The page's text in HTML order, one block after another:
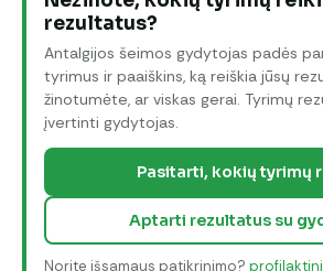
rezultatus?
Antalgijos šeimos gydytojas padės
tyrimus ir paaiškins, ką reiškia jūsų
žinotumėte, ar viskas gerai. Tyrimų
įvertinti gydytojas.
Pasitarti, kokių tyrimų
Aptarti rezultatus su
Norite išsamaus patikrinimo?